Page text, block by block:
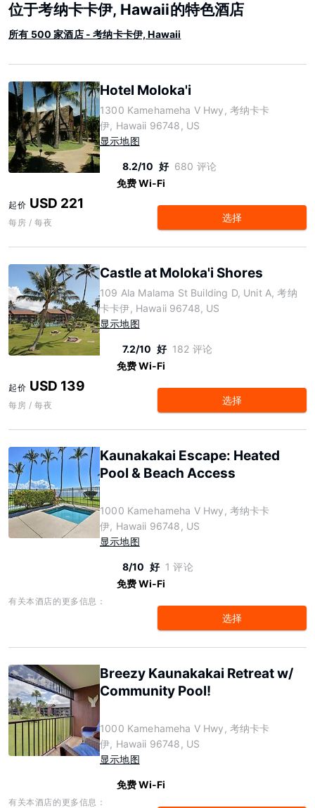
位于考纳卡卡伊, Hawaii的特色酒店
所有 500 家酒店 - 考纳卡卡伊, Hawaii
Hotel Moloka'i
1300 Kamehameha V Hwy, 考纳卡卡
伊, Hawaii 96748, US
显示地图
8.2/10 好 680 评论
免费 Wi-Fi
起价 USD 221
每房 / 每夜 选择
Castle at Moloka'i Shores
109 Ala Malama St Building D, Unit A, 考纳
卡卡伊, Hawaii 96748, US
显示地图
7.2/10 好 182 评论
免费 Wi-Fi
起价 USD 139
每房 / 每夜 选择
Kaunakakai Escape: Heated
Pool & Beach Access
1000 Kamehameha V Hwy, 考纳卡卡
伊, Hawaii 96748, US
显示地图
8/10 好 1 评论
免费 Wi-Fi
有关本酒店的更多信息：
选择
Breezy Kaunakakai Retreat w/
Community Pool!
1000 Kamehameha V Hwy, 考纳卡卡
伊, Hawaii 96748, US
显示地图
免费 Wi-Fi
有关本酒店的更多信息：